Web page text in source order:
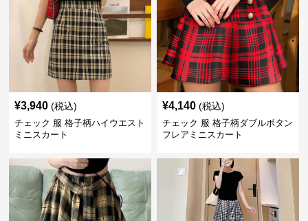
¥3,940 (税込)
チェック 服 格子柄ハイウエスト
ミニスカート
¥4,140 (税込)
チェック 服 格子柄ダブルボタン
フレアミニスカート